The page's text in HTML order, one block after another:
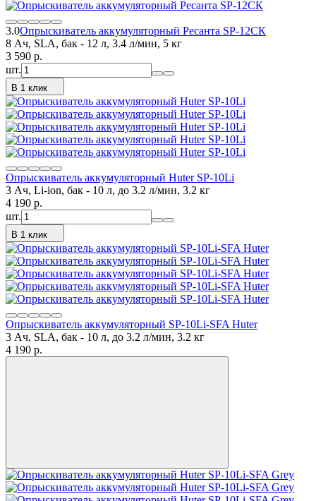
3.0Опрыскиватель аккумуляторный Ресанта SP-12СК
8 Ач, SLA, бак - 12 л, 3.4 л/мин, 5 кг
3 590 p.
шт.
В 1 клик
Опрыскиватель аккумуляторный Huter SP-10Li
3 Ач, Li-ion, бак - 10 л, до 3.2 л/мин, 3.2 кг
4 190 p.
шт.
В 1 клик
Опрыскиватель аккумуляторный SP-10Li-SFA Huter
3 Ач, SLA, бак - 10 л, до 3.2 л/мин, 3.2 кг
4 190 p.